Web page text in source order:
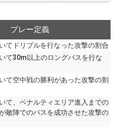
プレー定義
てドリブルを行なった攻撃の割合
て30m以上のロングパスを行な
て空中戦の勝利があった攻撃の割
て、ペナルティエリア進入までの
敵陣でのパスを成功させた攻撃の